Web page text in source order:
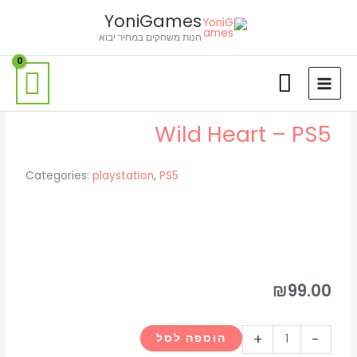
YoniGames
חנות משחקים במחיר יבוא
Wild Heart – PS5
Categories: playstation,PS5
₪99.00
-
+ הוספה לסל